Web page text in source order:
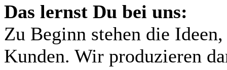
Das lernst Du bei uns:
Zu Beginn stehen die
Kunden. Wir produzieren